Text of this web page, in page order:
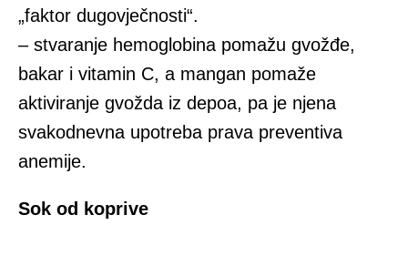
„faktor dugovječnosti“.
– stvaranje hemoglobina pomažu gvožđe,
bakar i vitamin C, a mangan pomaže
aktiviranje gvožda iz depoa, pa je njena
svakodnevna upotreba prava preventiva
anemije.
Sok od koprive